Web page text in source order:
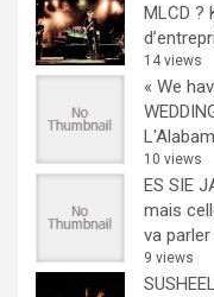
MLCD ?
14 views
« We
10 views
ES SIE
mais
va
9 views